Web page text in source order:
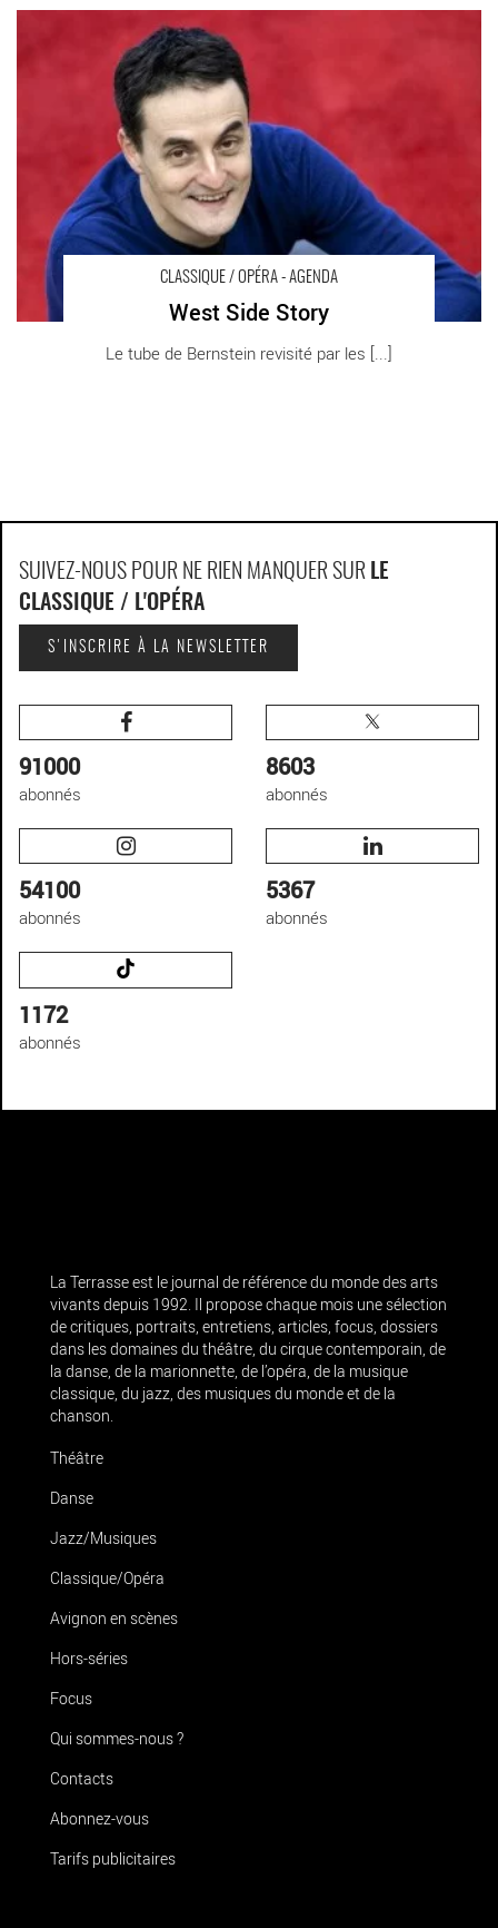
CLASSIQUE / OPÉRA - AGENDA
West Side Story
Le tube de Bernstein revisité par les [...]
West Side Story - Critique sortie Classique / Opéra CHATILLON
Théâtre de Châtillon
SUIVEZ-NOUS POUR NE RIEN MANQUER SUR LE
CLASSIQUE / L'OPÉRA
S'INSCRIRE À LA NEWSLETTER
91000
abonnés
8603
abonnés
54100
abonnés
5367
abonnés
1172
abonnés
La Terrasse est le journal de référence du monde des arts
vivants depuis 1992. Il propose chaque mois une sélection
de critiques, portraits, entretiens, articles, focus, dossiers
dans les domaines du théâtre, du cirque contemporain, de
la danse, de la marionnette, de l’opéra, de la musique
classique, du jazz, des musiques du monde et de la
chanson.
Théâtre
Danse
Jazz/Musiques
Classique/Opéra
Avignon en scènes
Hors-séries
Focus
Qui sommes-nous ?
Contacts
Abonnez-vous
Tarifs publicitaires